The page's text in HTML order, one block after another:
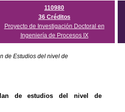
110980
36 Créditos
Proyecto de Investigación Doctoral en
Ingeniería de Procesos IX
de Estudios del nivel de
de estudios del nivel de